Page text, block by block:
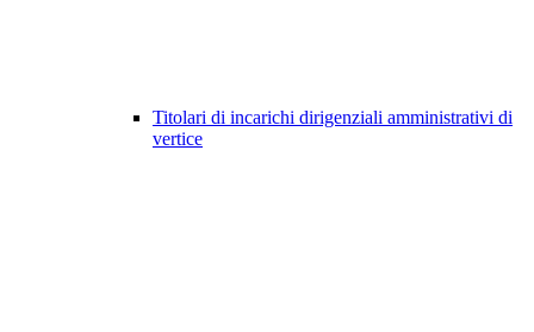
Titolari di incarichi dirigenziali amministrativi di
vertice